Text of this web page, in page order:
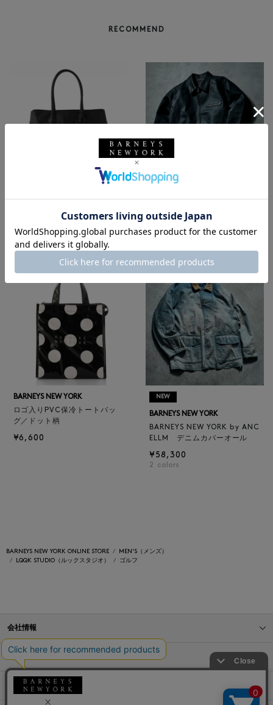
RECOMMEND
4 colors
BARNEYS NEW YORK by ANC
ELLM ホースレザーブルゾン
¥165,000
BARNEYS NEW YORK
ロゴ入りPVC保冷トートバッ
グ／ドット柄
¥6,600
NEW
BARNEYS NEW YORK
BARNEYS NEW YORK by ANC
ELLM デニムカバーオール
¥58,300
2 colors
BARNEYS NEW YORK ONLINE STORE
MEN'S（メンズ）
LQQK STUDIO（ルックスタジオ）
ゴルフ
会社情報
オンラインストアショッピングガイド
店舗情報